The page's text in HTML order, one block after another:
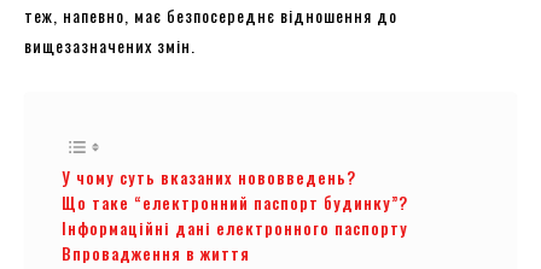
теж, напевно, має безпосереднє відношення до
вищезазначених змін.
У чому суть вказаних нововведень?
Що таке “електронний паспорт будинку”?
Інформаційні дані електронного паспорту
Впровадження в життя